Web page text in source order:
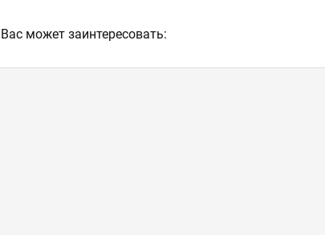
Ваc может заинтересовать: